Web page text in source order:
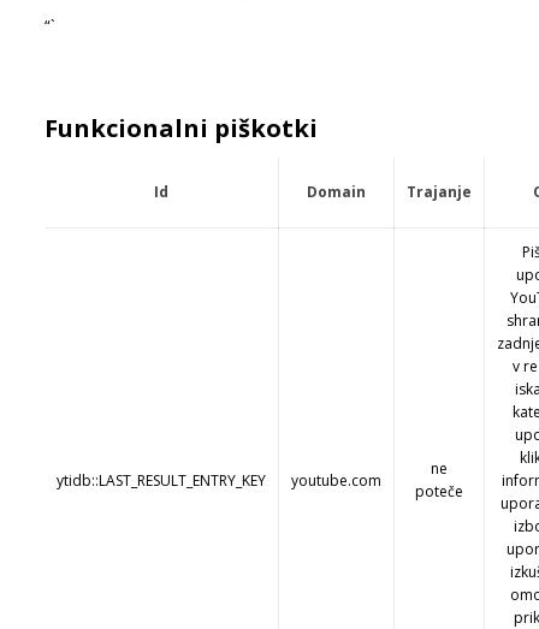
“`
Funkcionalni piškotki
Id Domain Trajanje
ytidb::LAST_RESULT_ENTRY_KEY youtube.com
ne
poteče
v